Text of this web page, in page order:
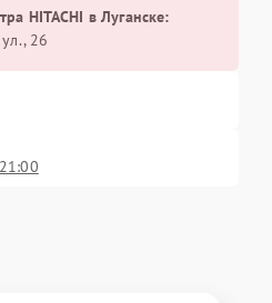
HITACHI в Луганске:
26